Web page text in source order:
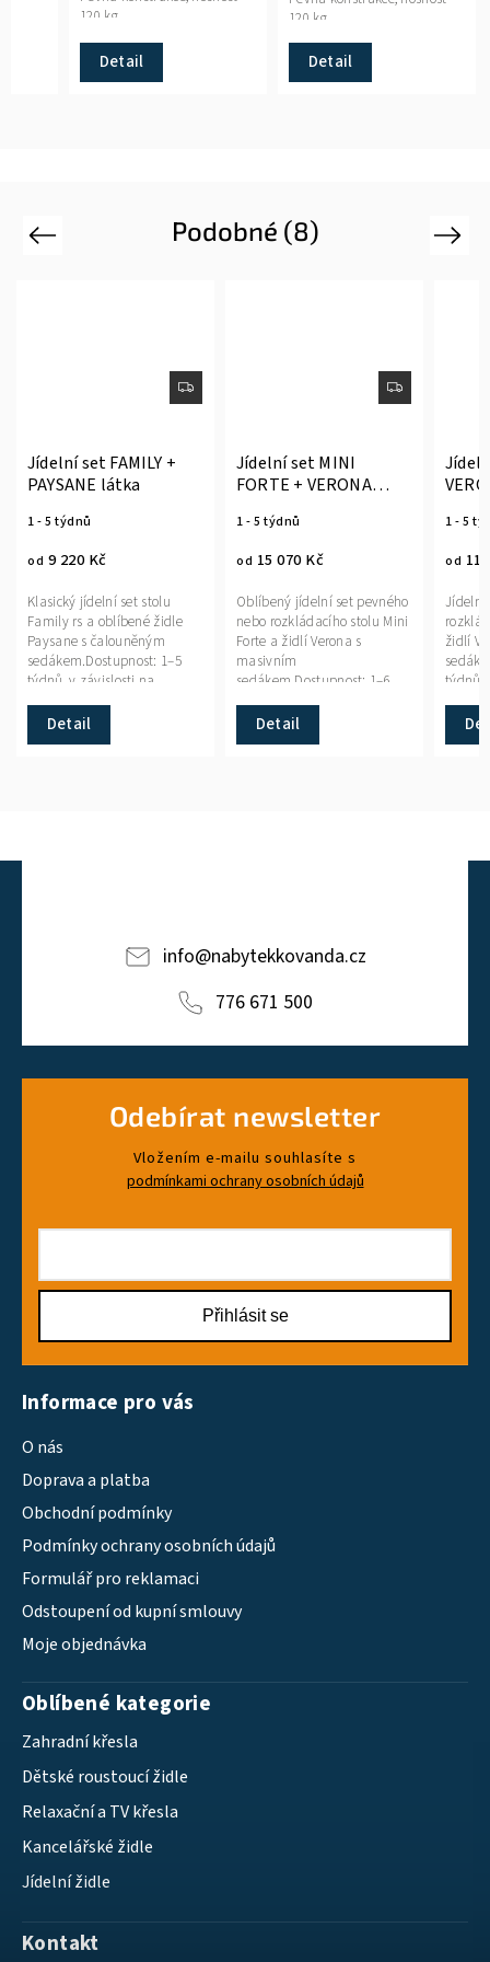
Detail
120 kg.
Detail
120 kg.
Podobné (8)
Previous
Jídelní set FAMILY +
PAYSANE látka
1 - 5 týdnů
od 9 220 Kč
Detail
Klasický jídelní set stolu
Family rs a oblíbené židle
Paysane s čalouněným
sedákem.Dostupnost: 1–5
týdnů, v závislosti na
zvoleném rozměru stolu.
Jídelní set MINI
FORTE + VERONA
1 - 5 týdnů
od 15 070 Kč
Detail
Oblíbený jídelní set pevného
nebo rozkládacího stolu Mini
Forte a židlí Verona s
masivním
sedákem.Dostupnost: 1–6
týdnů, některé kombinace
skladem.
1 - 5
od 11
Jídelní
židlí
týdnů,
Next
info@nabytekkovanda.cz
776 671 500
Odebírat newsletter
Vložením e-mailu souhlasíte s
podmínkami ochrany osobních údajů
Přihlásit se
Informace pro vás
O nás
Doprava a platba
Obchodní podmínky
Podmínky ochrany osobních údajů
Formulář pro reklamaci
Odstoupení od kupní smlouvy
Moje objednávka
Oblíbené kategorie
Zahradní křesla
Dětské roustoucí židle
Relaxační a TV křesla
Kancelářské židle
Jídelní židle
Kontakt